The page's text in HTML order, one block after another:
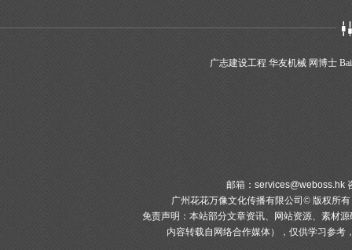
广志建设工程 华友机械 网博士
邮箱： services@weboss.hk
广州花花万像文化传播有限公司© 版权所有
免责声明：本站部分文章资讯、网站资源、素材
内容转载自网络合作媒体），仅供学习参